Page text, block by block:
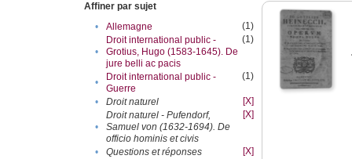
Affiner par sujet
•
Allemagne (1)
•
Droit international public -
Grotius, Hugo (1583-1645). De
jure belli ac pacis
(1)
•
Droit international public -
Guerre
(1)
• Droit naturel [X]
•
Droit naturel - Pufendorf,
Samuel von (1632-1694). De
officio hominis et civis
[X]
• Questions et réponses
[X]